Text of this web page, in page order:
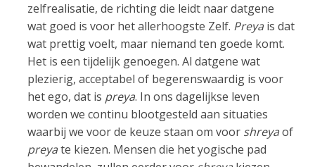
zelfrealisatie, de richting die leidt naar datgene
wat goed is voor het allerhoogste Zelf. Preyais dat
wat prettig voelt, maar niemand ten goede komt.
Het is een tijdelijk genoegen. Al datgene wat
plezierig, acceptabel of begerenswaardig is voor
het ego, dat is preya. In ons dagelijkse leven
worden we continu blootgesteld aan situaties
waarbij we voor de keuze staan om voor shreyaof
preyate kiezen. Mensen die het yogische pad